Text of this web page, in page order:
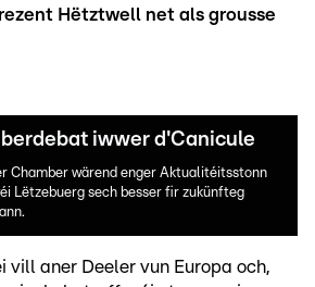
Hëtztwell net als grousse
iwwer d'Canicule
Chamber wärend enger Aktualitéitsstonn
Lëtzebuerg sech besser fir zukünfteg
vill aner Deeler vun Europa och,